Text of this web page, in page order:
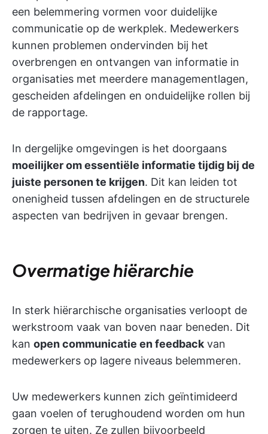
een belemmering vormen voor duidelijke
communicatie op de werkplek. Medewerkers
kunnen problemen ondervinden bij het
overbrengen en ontvangen van informatie in
organisaties met meerdere managementlagen,
gescheiden afdelingen en onduidelijke rollen bij
de rapportage.
In dergelijke omgevingen is het doorgaans
moeilijker om essentiële informatie tijdig bij de
juiste personen te krijgen. Dit kan leiden tot
onenigheid tussen afdelingen en de structurele
aspecten van bedrijven in gevaar brengen.
Overmatige hiërarchie
In sterk hiërarchische organisaties verloopt de
werkstroom vaak van boven naar beneden. Dit
kan open communicatie en feedback van
medewerkers op lagere niveaus belemmeren.
Uw medewerkers kunnen zich geïntimideerd
gaan voelen of terughoudend worden om hun
zorgen te uiten. Ze zullen bijvoorbeeld